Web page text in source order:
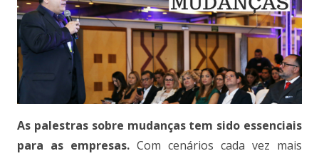
As palestras sobre mudanças tem sido essenciais
para as empresas. Com cenários cada vez mais